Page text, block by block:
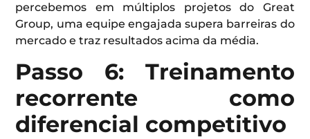
percebemos em múltiplos projetos do Great
Group, uma equipe engajada supera barreiras do
mercado e traz resultados acima da média.
Passo 6: Treinamento
recorrente como
diferencial competitivo